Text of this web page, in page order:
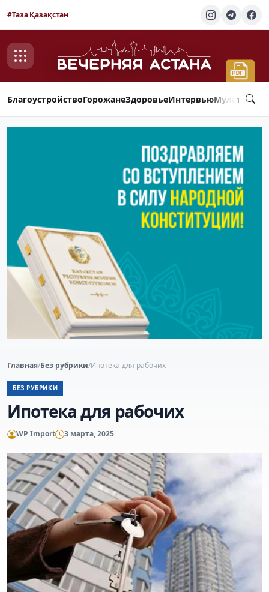
#Таза Қазақстан
БлагоустройствоГорожанеЗдоровьеИнтервью
Главная/Без рубрики/Ипотека для рабочих
БЕЗ РУБРИКИ
Ипотека для рабочих
WP Import 3 марта, 2025